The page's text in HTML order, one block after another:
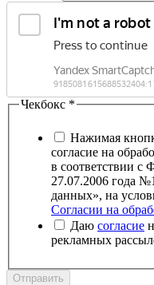
Чекбокс *
Нажимая
согласие на
в соответствии с
27.07.2006 года
данных», на
Согласии на
Даю согласие
рекламных
Отправить